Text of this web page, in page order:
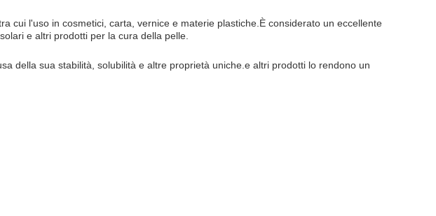
cui l'uso in cosmetici, carta, vernice e materie plastiche.È considerato un eccellente
e altri prodotti per la cura della pelle.
della sua stabilità, solubilità e altre proprietà uniche.e altri prodotti lo rendono un